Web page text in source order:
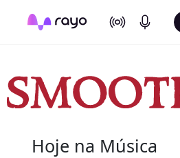
On Air Podcasts
Hoje na Música